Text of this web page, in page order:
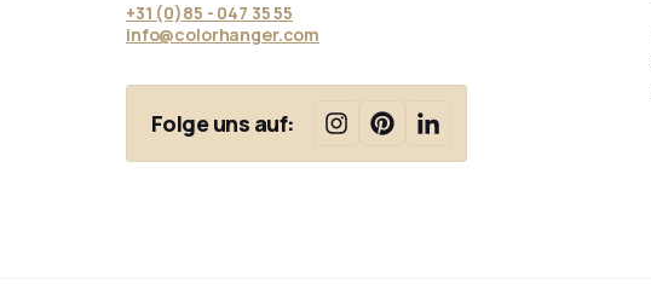
+31 (0)85 - 047 35 55
info@colorhanger.com
Folge uns auf: